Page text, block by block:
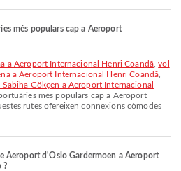
més populars cap a Aeroport
a Aeroport Internacional Henri Coandă,vol
a Aeroport Internacional Henri Coandă
Gökçen a Aeroport Internacional
més populars cap a Aeroport
rutes ofereixen connexions còmodes
Aeroport d'Oslo Gardermoen a Aeroport
?